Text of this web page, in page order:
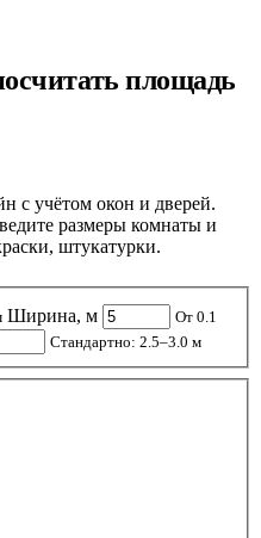
площадь
с учётом окон и дверей.
размеры комнаты и
штукатурки.
Ширина, м
От 0.1
Стандартно: 2.5–3.0 м